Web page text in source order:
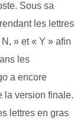
Sous sa
les lettres
» et « Y » afin
les
a encore
la version finale.
lettres en gras